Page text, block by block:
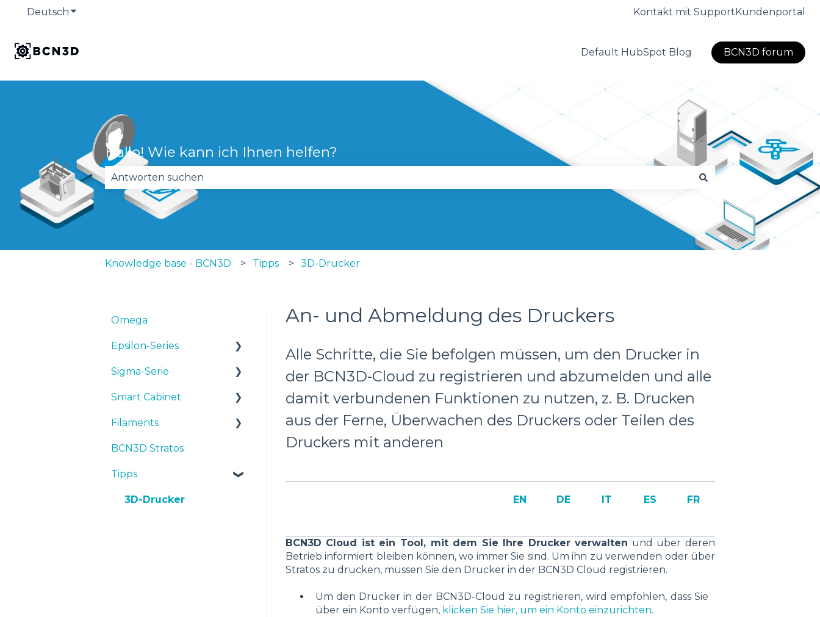
Deutsch Untermenü für Übersetzungen anzeigen Kontakt mit SupportKundenportal
Default HubSpot Blog BCN3D forum
Hallo! Wie kann ich Ihnen helfen?
Es gibt keine Vorschläge, da das Suchfeld leer ist.
Knowledge base - BCN3D Tipps 3D-Drucker
An- und Abmeldung des Druckers
Alle Schritte, die Sie befolgen müssen, um den Drucker in
der BCN3D-Cloud zu registrieren und abzumelden und alle
damit verbundenen Funktionen zu nutzen, z. B. Drucken
aus der Ferne, Überwachen des Druckers oder Teilen des
Druckers mit anderen
EN DE IT ES FR
BCN3D Cloud ist ein Tool, mit dem Sie Ihre Drucker verwalten und über deren
Betrieb informiert bleiben können, wo immer Sie sind. Um ihn zu verwenden oder über
Stratos zu drucken, müssen Sie den Drucker in der BCN3D Cloud registrieren.
Um den Drucker in der BCN3D-Cloud zu registrieren, wird empfohlen, dass Sie
über ein Konto verfügen, klicken Sie hier, um ein Konto einzurichten.
Omega
Epsilon-Series
Bedienungsanleitunge
Sigma-Serie
Bedienungsanleitunge
Smart Cabinet
Manuals & Downloads
First steps
Maintenance
Troubleshooting
Filaments
Tipps
TPU
BCN3D Stratos
Tipps
3D-Drucker